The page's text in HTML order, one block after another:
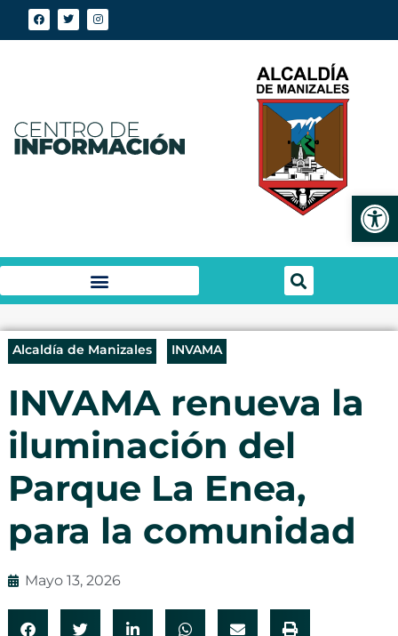
Alcaldía de Manizales INVAMA
INVAMA renueva la
iluminación del
Parque La Enea,
para la comunidad
Mayo 13, 2026